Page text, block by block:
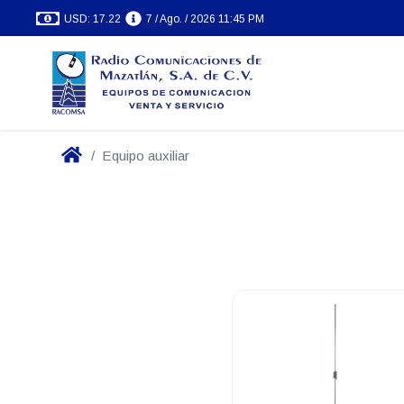
USD: 17.22 7 / Ago. / 2026 11:45 PM
Equipo auxiliar